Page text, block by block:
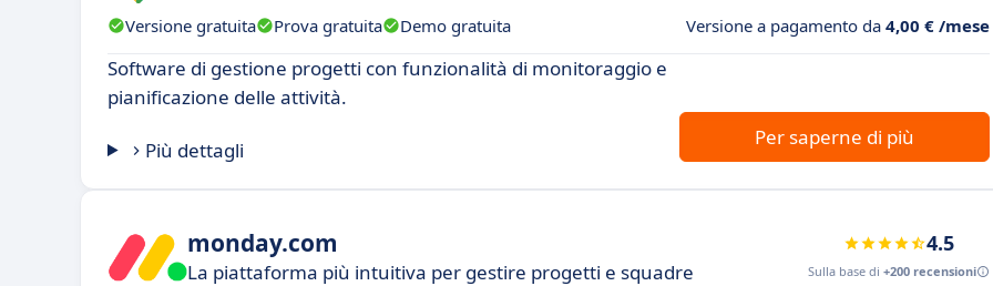
Versione gratuita Prova gratuita Demo gratuita Versione a pagamento da 4,00 € /mese
Software di gestione progetti con funzionalità di monitoraggio e
pianificazione delle attività.
Più dettagli
Per saperne di più
monday.com
La piattaforma più intuitiva per gestire progetti e squadre
4.5
Sulla base di +200 recensioni